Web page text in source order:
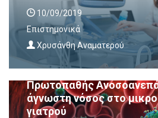
10/09/2019
Επιστημονικά
Χρυσάνθη Αναματερού
Πρωτοπαθής
άγνωστη νόσος στο
γιατρού